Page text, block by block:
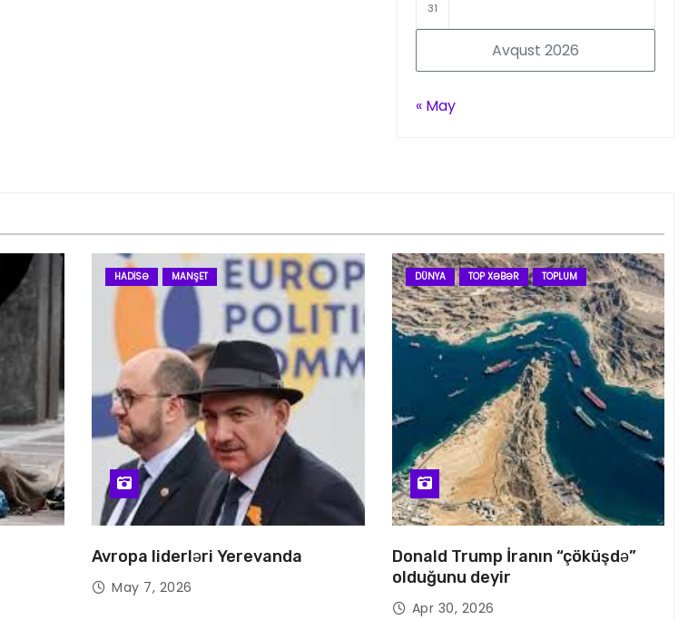
Avqust 2026
31
« May
HADISƏ MANŞET
Avropa liderləri Yerevanda
May 7, 2026
DÜNYA TOP XƏBƏR TOPLUM
Donald Trump İranın “çöküşdə”
olduğunu deyir
Apr 30, 2026